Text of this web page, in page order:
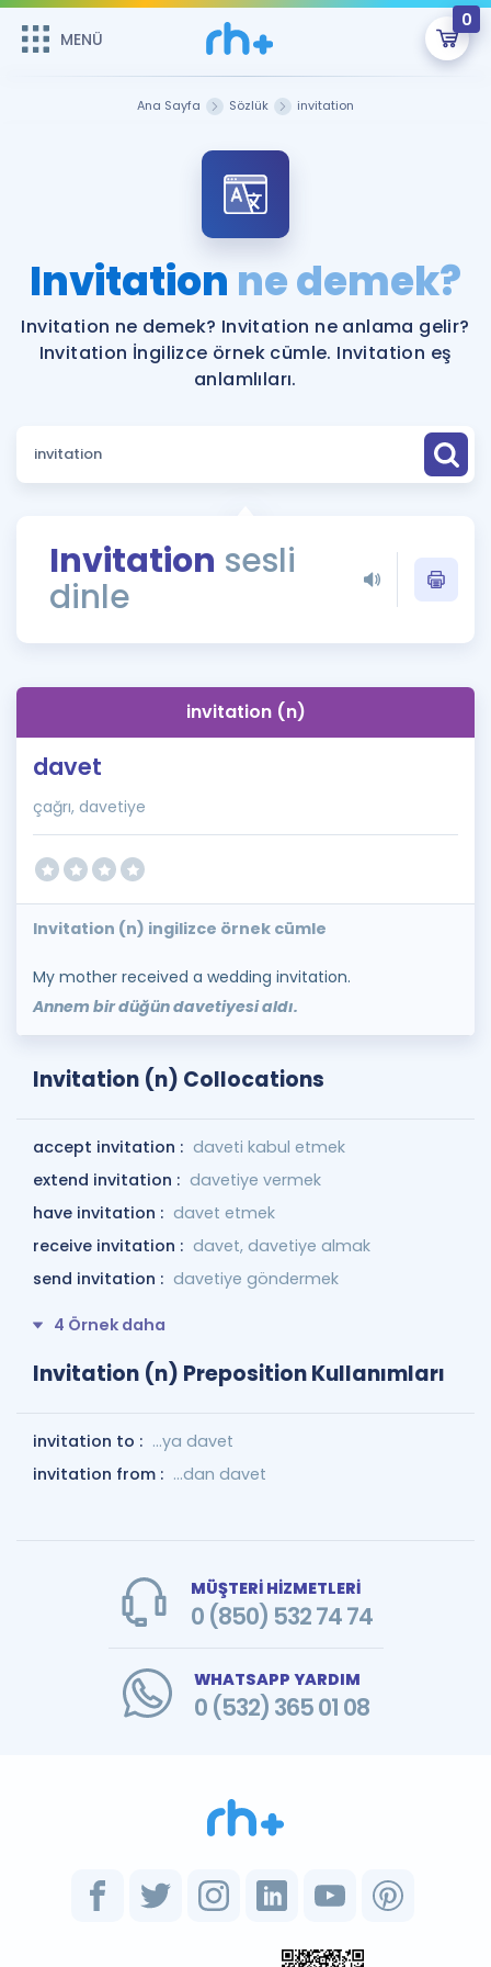
MENÜ
0
ÜYE DEĞİLİM
Sepetin Şu An Boş.
Remzi Hoca ile seni sınava hazırlayacak onlarca eğitim seni
bekliyor!
MENÜ
Faydalı Araçlar
Sözlük
Rehberlik Aracı
ÖSYM Sınav Takvimi
İngilizce Gramer
Hakkımızda
Ana Sayfa Sözlük invitation
Invitation ne demek?
Invitation ne demek? Invitation ne anlama gelir?
Invitation İngilizce örnek cümle. Invitation eş
anlamlıları.
Invitation sesli
dinle
invitation (n)
davet
çağrı, davetiye
Invitation (n) ingilizce örnek cümle
My mother received a wedding invitation.
Annem bir düğün davetiyesi aldı.
Invitation (n) Collocations
accept invitation : daveti kabul etmek
extend invitation : davetiye vermek
have invitation : davet etmek
receive invitation : davet, davetiye almak
send invitation : davetiye göndermek
4 Örnek daha
Invitation (n) Preposition Kullanımları
invitation to : …ya davet
invitation from : ...dan davet
MÜŞTERİ HİZMETLERİ
0 (850) 532 74 74
WHATSAPP YARDIM
0 (532) 365 01 08